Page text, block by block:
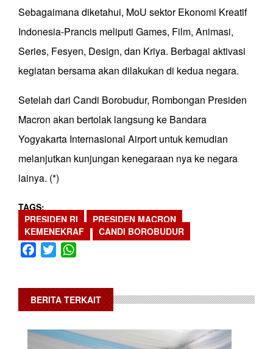
Sebagaimana diketahui, MoU sektor Ekonomi Kreatif
Indonesia-Prancis meliputi Games, Film, Animasi,
Series, Fesyen, Design, dan Kriya. Berbagai aktivasi
kegiatan bersama akan dilakukan di kedua negara.
Setelah dari Candi Borobudur, Rombongan Presiden
Macron akan bertolak langsung ke Bandara
Yogyakarta Internasional Airport untuk kemudian
melanjutkan kunjungan kenegaraan nya ke negara
lainya. (*)
TAGS
PRESIDEN RI
PRESIDEN MACRON
KEMENEKRAF
CANDI BOROBUDUR
Facebook
Twitter
BERITA TERKAIT